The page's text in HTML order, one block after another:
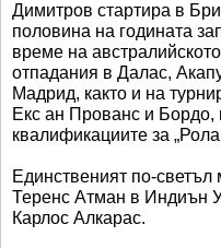
Димитров стартира в
половина на годината
време на
отпадания в Далас,
Мадрид, както и на
Екс ан Прованс и Бордо,
квалификациите за
Единственият по-
Теренс Атман в Индиън
Карлос Алкарас.